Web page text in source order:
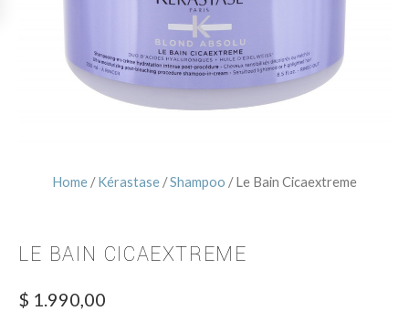
Home /Kérastase /Shampoo / Le Bain Cicaextreme
LE BAIN CICAEXTREME
$ 1.990,00